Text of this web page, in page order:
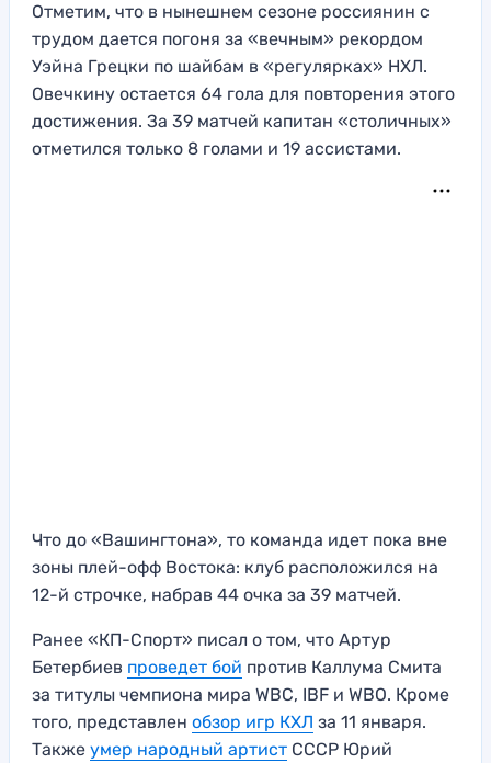
Отметим, что в нынешнем сезоне россиянин с
трудом дается погоня за «вечным» рекордом
Уэйна Грецки по шайбам в «регулярках» НХЛ.
Овечкину остается 64 гола для повторения этого
достижения. За 39 матчей капитан «столичных»
отметился только 8 голами и 19 ассистами.
Что до «Вашингтона», то команда идет пока вне
зоны плей-офф Востока: клуб расположился на
12-й строчке, набрав 44 очка за 39 матчей.
Ранее «КП-Спорт» писал о том, что Артур
Бетербиев проведет бой против Каллума Смита
за титулы чемпиона мира WBC, IBF и WBO. Кроме
того, представлен обзор игр КХЛ за 11 января.
Также умер народный артист СССР Юрий